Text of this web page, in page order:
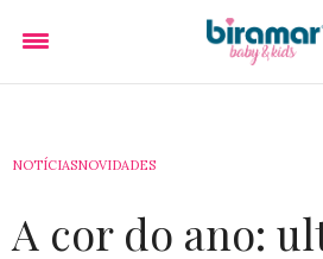
NOTÍCIASNOVIDADES
A cor do ano: